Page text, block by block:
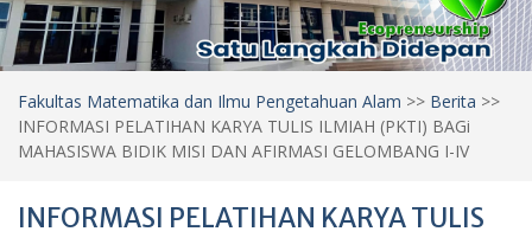
Fakultas Matematika dan Ilmu Pengetahuan Alam >> Berita >>
INFORMASI PELATIHAN KARYA TULIS ILMIAH (PKTI) BAGi
MAHASISWA BIDIK MISI DAN AFIRMASI GELOMBANG I-IV
INFORMASI PELATIHAN KARYA TULIS